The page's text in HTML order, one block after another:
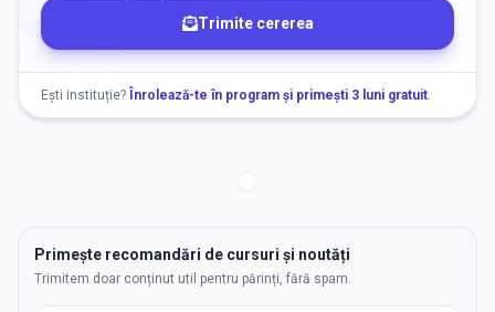
Trimite cererea
Ești instituție? Înrolează-te în program și primești 3 luni gratuit.
Primește recomandări de cursuri și noutăți
Trimitem doar conținut util pentru părinți, fără spam.